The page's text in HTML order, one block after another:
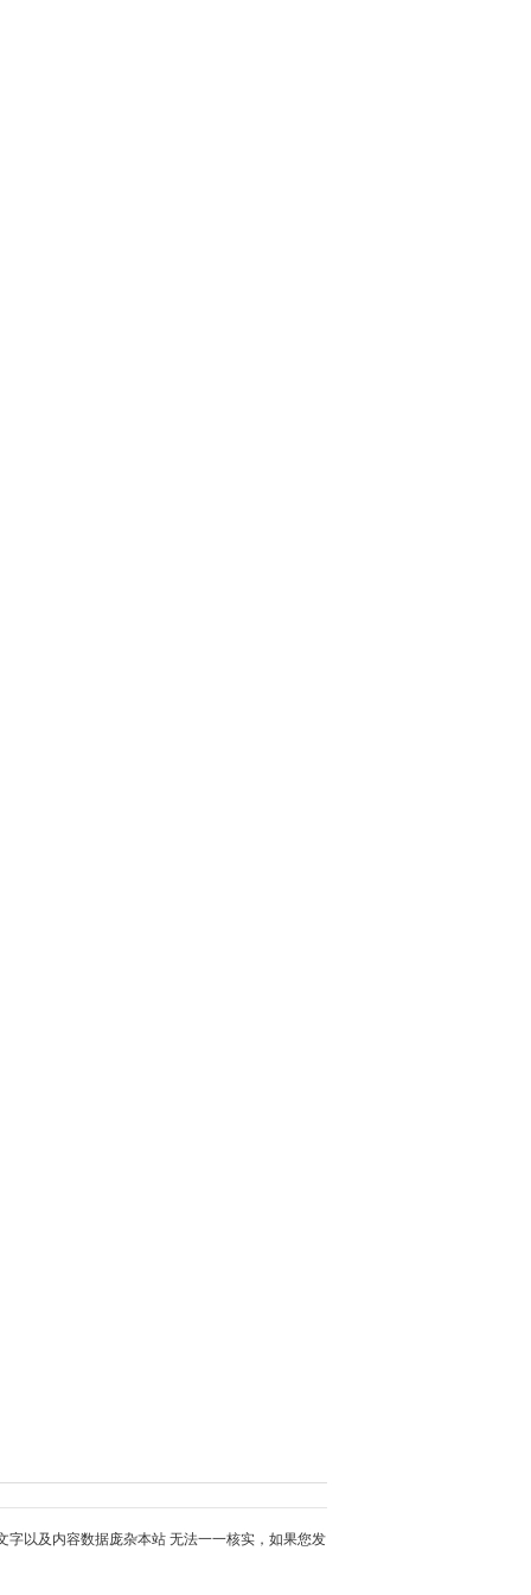
以及内容数据庞杂本站 无法一一核实，如果您发